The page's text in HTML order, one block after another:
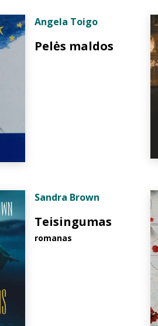
Angela Toigo
Pelės maldos
Sandra Brown
Teisingumas
romanas